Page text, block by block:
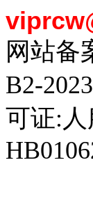
网站备
B2-
可证:人